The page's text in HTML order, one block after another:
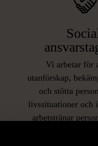
Vi arbetar för
utanförskap,
och stötta
livssituationer och
arbetstränar